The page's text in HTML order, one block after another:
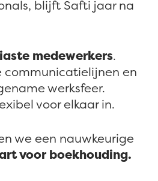
blijft Safti jaar na
medewerkers.
communicatielijnen en
werksfeer.
voor elkaar in.
we een nauwkeurige
voor boekhouding.